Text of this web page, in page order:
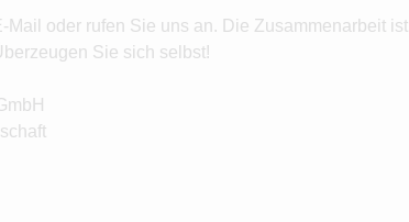
Mail oder rufen Sie uns an. Die Zusammenarbeit ist
Sie sich selbst!